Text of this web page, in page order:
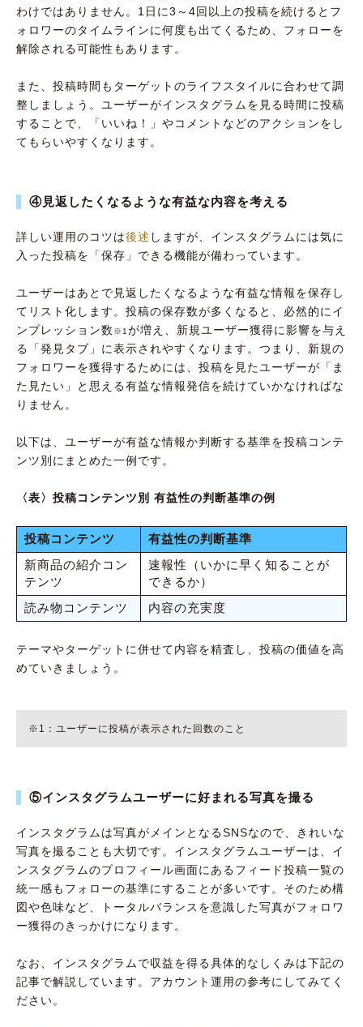
わけではありません。1日に3～4回以上の投稿を続けるとフ
ォロワーのタイムラインに何度も出てくるため、フォローを
解除される可能性もあります。
また、投稿時間もターゲットのライフスタイルに合わせて調
整しましょう。ユーザーがインスタグラムを見る時間に投稿
することで、「いいね！」やコメントなどのアクションをし
てもらいやすくなります。
④見返したくなるような有益な内容を考える
詳しい運用のコツは後述 しますが、インスタグラムには気に
入った投稿を「保存」できる機能が備わっています。
ユーザーはあとで見返したくなるような有益な情報を保存し
てリスト化します。投稿の保存数が多くなると、必然的にイ
ンプレッション数 ※1 が増え、新規ユーザー獲得に影響を与え
る「発見タブ」に表示されやすくなります。つまり、新規の
フォロワーを獲得するためには、投稿を見たユーザーが「ま
た見たい」と思える有益な情報発信を続けていかなければな
りません。
以下は、ユーザーが有益な情報か判断する基準を投稿コンテ
ンツ別にまとめた一例です。
〈表〉投稿コンテンツ別 有益性の判断基準の例
投稿コンテンツ
有益性の判断基準
新商品の紹介コン
テンツ
速報性（いかに早く知ることが
できるか）
読み物コンテンツ
内容の充実度
テーマやターゲットに併せて内容を精査し、投稿の価値を高
めていきましょう。
※1：ユーザーに投稿が表示された回数のこと
⑤インスタグラムユーザーに好まれる写真を撮る
インスタグラムは写真がメインとなるSNSなので、きれいな
写真を撮ることも大切です。インスタグラムユーザーは、イ
ンスタグラムのプロフィール画面にあるフィード投稿一覧の
統一感もフォローの基準にすることが多いです。そのため構
図や色味など、トータルバランスを意識した写真がフォロワ
ー獲得のきっかけになります。
なお、インスタグラムで収益を得る具体的なしくみは下記の
記事で解説しています。アカウント運用の参考にしてみてく
ださい。